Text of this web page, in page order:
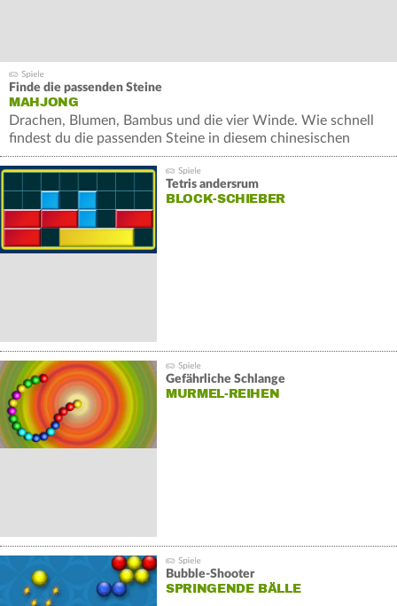
Finde die passenden Steine
MAHJONG
Drachen, Blumen, Bambus und die vier Winde. Wie schnell
findest du die passenden Steine in diesem chinesischen
Brettspiel?
Tetris andersrum
BLOCK-SCHIEBER
Gefährliche Schlange
MURMEL-REIHEN
Bubble-Shooter
SPRINGENDE BÄLLE